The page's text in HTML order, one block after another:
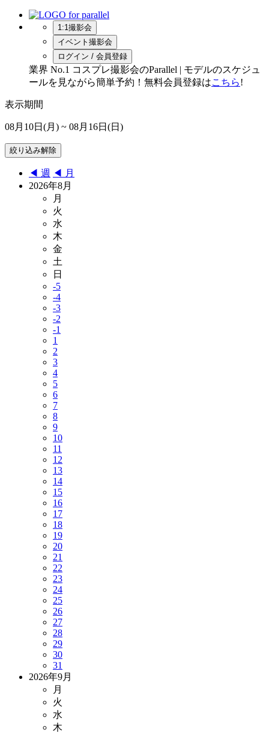
1:1撮影会
イベント撮影会
ログイン / 会員登録
業界 No.1 コスプレ撮影会のParallel | モデルのスケジュ
ールを見ながら簡単予約！無料会員登録はこちら!
表示期間
08月10日(月) ~ 08月16日(日)
◀︎ 週 ◀︎ 月
2026年8月
月
火
水
木
金
土
日
-5
-4
-3
-2
-1
1
2
3
4
5
6
7
8
9
10
11
12
13
14
15
16
17
18
19
20
21
22
23
24
25
26
27
28
29
30
31
2026年9月
月
火
水
木